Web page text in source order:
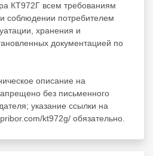
КТ972Г всем требованиям
соблюдении потребителем
хранения и
документацией по
описание на
без письменного
указание ссылки на
kt972g/ обязательно.